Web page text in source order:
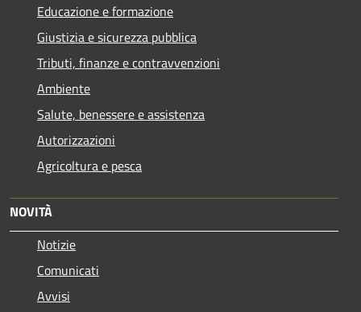
Educazione e formazione
Giustizia e sicurezza pubblica
Tributi, finanze e contravvenzioni
Ambiente
Salute, benessere e assistenza
Autorizzazioni
Agricoltura e pesca
NOVITÀ
Notizie
Comunicati
Avvisi